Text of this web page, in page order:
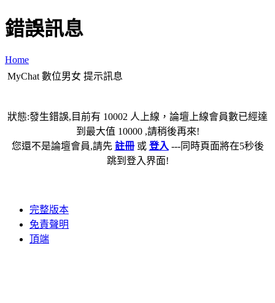
錯誤訊息
Home
MyChat 數位男女 提示訊息
狀態:發生錯誤,目前有 10002 人上線，論壇上線會員數已經達
到最大值 10000 ,請稍後再來!
您還不是論壇會員,請先 註冊或 登入 ---同時頁面將在5秒後
跳到登入界面!
完整版本
免責聲明
頂端